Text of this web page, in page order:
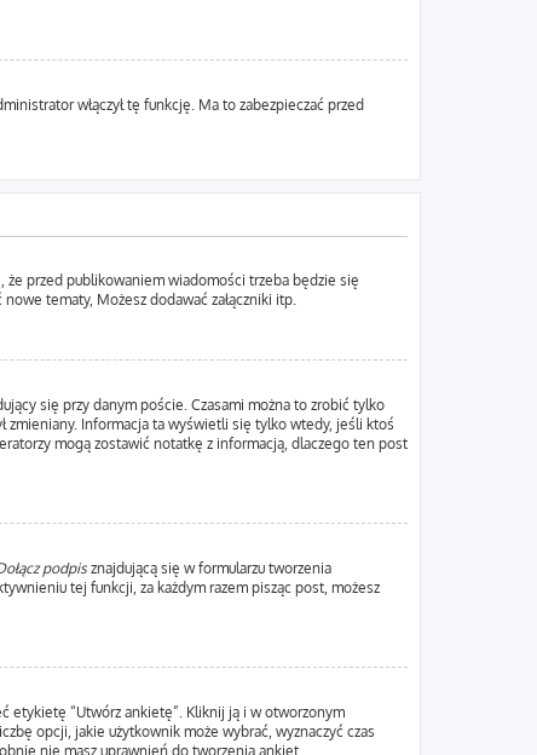
włączył tę funkcję. Ma to zabezpieczać przed
że przed publikowaniem wiadomości trzeba będzie się
tematy, Możesz dodawać załączniki itp.
się przy danym poście. Czasami można to zrobić tylko
zmieniany. Informacja ta wyświetli się tylko wtedy, jeśli ktoś
mogą zostawić notatkę z informacją, dlaczego ten post
podpisznajdującą się w formularzu tworzenia
tej funkcji, za każdym razem pisząc post, możesz
etykietę “Utwórz ankietę”. Kliknij ją i w otworzonym
opcji, jakie użytkownik może wybrać, wyznaczyć czas
nie masz uprawnień do tworzenia ankiet.